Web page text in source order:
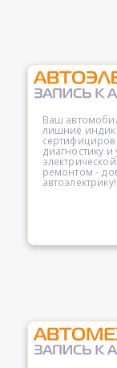
Ваш
лишние
диагностику
ремонтом -
автоэлектрику!